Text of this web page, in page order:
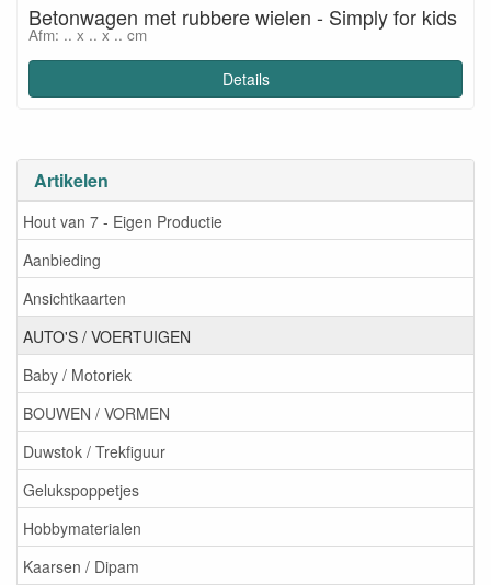
Artikelen
Hout van 7 - Eigen Productie
Aanbieding
Ansichtkaarten
AUTO'S / VOERTUIGEN
Baby / Motoriek
BOUWEN / VORMEN
Duwstok / Trekfiguur
Gelukspoppetjes
Hobbymaterialen
Kaarsen / Dipam
Betonwagen met rubbere wielen - Simply for kids
Afm: .. x .. x .. cm
Details